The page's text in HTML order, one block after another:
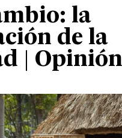
la
de la
| Opinión